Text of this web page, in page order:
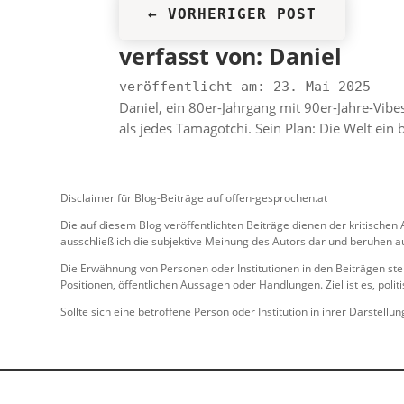
← VORHERIGER POST
verfasst von: Daniel
veröffentlicht am: 23. Mai 2025
Daniel, ein 80er-Jahrgang mit 90er-Jahre-
als jedes Tamagotchi. Sein Plan: Die Welt
Disclaimer für Blog-Beiträge auf offen-gesprochen.at
Die auf diesem Blog veröffentlichten Beiträge dienen der
ausschließlich die subjektive Meinung des Autors dar und beruhen
Die Erwähnung von Personen oder Institutionen in den Beiträgen
Positionen, öffentlichen Aussagen oder Handlungen. Ziel ist es,
Sollte sich eine betroffene Person oder Institution in ihrer